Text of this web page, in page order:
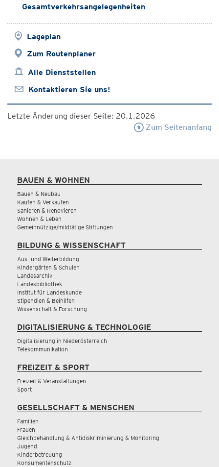
Gesamtverkehrsangelegenheiten
Lageplan
Zum Routenplaner
Alle Dienststellen
Kontaktieren Sie uns!
Letzte Änderung dieser Seite: 20.1.2026
Zum Seitenanfang
BAUEN & WOHNEN
Bauen & Neubau
Kaufen & Verkaufen
Sanieren & Renovieren
Wohnen & Leben
Gemeinnützige/mildtätige Stiftungen
BILDUNG & WISSENSCHAFT
Aus- und Weiterbildung
Kindergärten & Schulen
Landesarchiv
Landesbibliothek
Institut für Landeskunde
Stipendien & Beihilfen
Wissenschaft & Forschung
DIGITALISIERUNG & TECHNOLOGIE
Digitalisierung in Niederösterreich
Telekommunikation
FREIZEIT & SPORT
Freizeit & Veranstaltungen
Sport
GESELLSCHAFT & MENSCHEN
Familien
Frauen
Gleichbehandlung & Antidiskriminierung & Monitoring
Jugend
Kinderbetreuung
Konsumentenschutz